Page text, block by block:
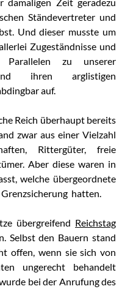
Ständevertreter und
Und dieser musste um
Zugeständnisse und
Parallelen zu unserer
ihren arglistigen
auf.
Reich überhaupt bereits
zwar aus einer Vielzahl
Rittergüter, freie
Aber diese waren in
welche übergeordnete
hatten.
übergreifend Reichstag
Selbst den Bauern stand
offen, wenn sie sich von
ungerecht behandelt
bei der Anrufung des